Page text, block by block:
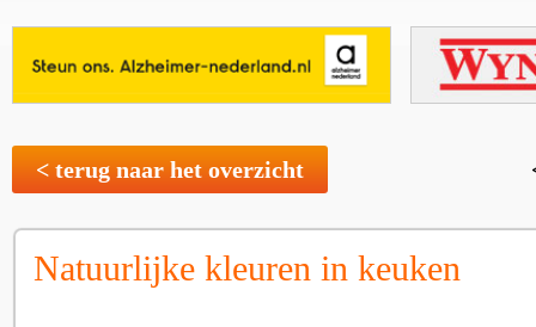
< terug naar het overzicht
Natuurlijke kleuren in keuken